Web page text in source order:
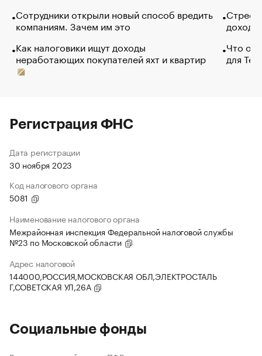
Сотрудники открыли новый способ вредить
компаниям. Зачем им это
Как налоговики ищут доходы
неработающих покупателей яхт и квартир
Что
для
Регистрация ФНС
Дата регистрации
30 ноября 2023
Код налогового органа
5081
Наименование налогового органа
Межрайонная инспекция Федеральной налоговой службы
№23 по Московской области
Адрес налоговой
144000,РОССИЯ,МОСКОВСКАЯ ОБЛ,ЭЛЕКТРОСТАЛЬ
Г,СОВЕТСКАЯ УЛ,26А
Социальные фонды